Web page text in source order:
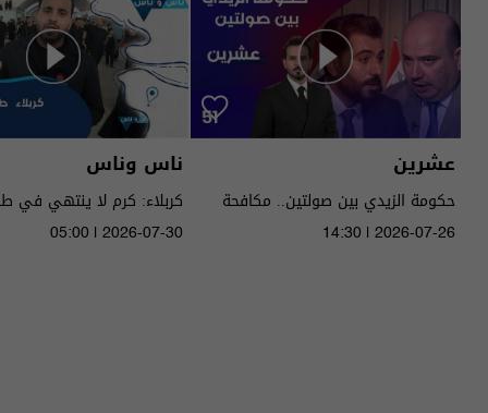
عشرين
حكومة الزيدي بين صولتين.. مكافحة
14:30 | 2026-07-26
ناس وناس
كربلاء: كرم لا ينتهي في
05:00 | 2026-07-30